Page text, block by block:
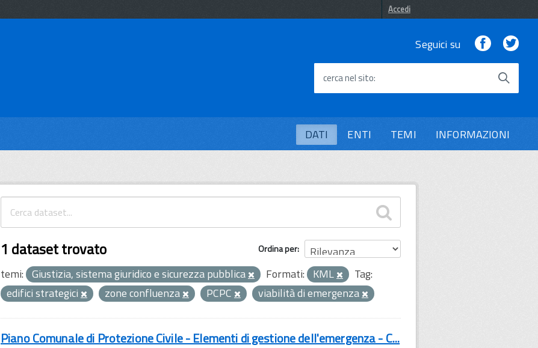
Accedi
Seguici su Facebook
cerca nel sito
DATI ENTI TEMI INFORMAZIONI
Ordina per
1 dataset trovato
temi: Giustizia, sistema giuridico e sicurezza pubblica Formati: KML
Tag:
edifici strategici
zone confluenza PCPC viabilità di emergenza
Piano Comunale di Protezione Civile - Elementi di gestione dell'emergenza - C...